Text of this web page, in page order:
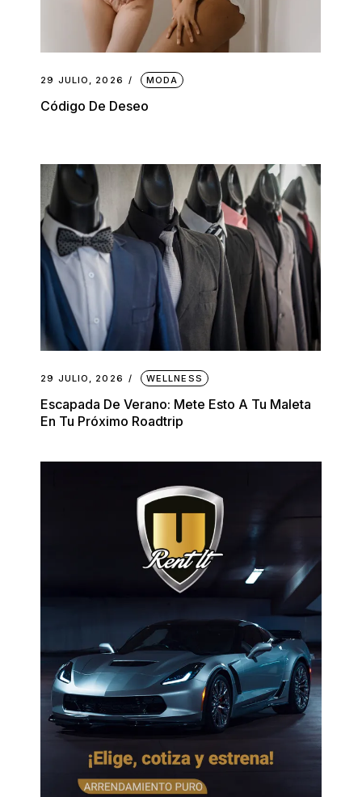
29 JULIO, 2026 MODA
Código De Deseo
29 JULIO, 2026 WELLNESS
Escapada De Verano: Mete Esto A Tu Maleta
En Tu Próximo Roadtrip